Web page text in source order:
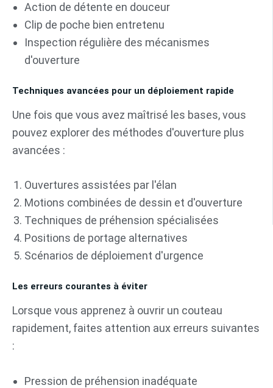
Action de détente en douceur
Clip de poche bien entretenu
Inspection régulière des mécanismes
d'ouverture
Techniques avancées pour un déploiement rapide
Une fois que vous avez maîtrisé les bases, vous
pouvez explorer des méthodes d'ouverture plus
avancées :
Ouvertures assistées par l'élan
Motions combinées de dessin et d'ouverture
Techniques de préhension spécialisées
Positions de portage alternatives
Scénarios de déploiement d'urgence
Les erreurs courantes à éviter
Lorsque vous apprenez à ouvrir un couteau
rapidement, faites attention aux erreurs suivantes
:
Pression de préhension inadéquate